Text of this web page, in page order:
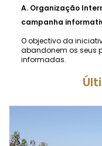
A. Organização
campanha
O objectivo da
abandonem os seus
informadas.